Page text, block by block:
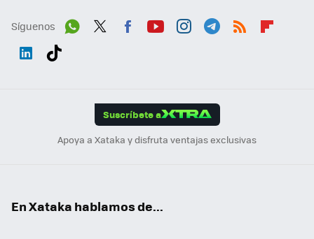
Síguenos
Suscríbete a
Apoya a Xataka y disfruta ventajas exclusivas
En Xataka hablamos de...